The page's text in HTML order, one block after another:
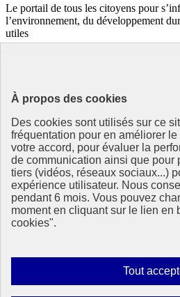
À propos des cookies
Des cookies sont utilisés sur ce
fréquentation pour en améliorer
votre accord, pour évaluer la
de communication ainsi que pour
tiers (vidéos, réseaux sociaux...)
expérience utilisateur. Nous
pendant 6 mois. Vous pouvez
moment en cliquant sur le lien en
cookies".
Tout
Le portail de tous les citoyens pour
l’environnement, du développement
utiles
data.gouv.fr- ouvre une nouvelle
Partenaire
Eionet Portal
Accessibilité : totalement